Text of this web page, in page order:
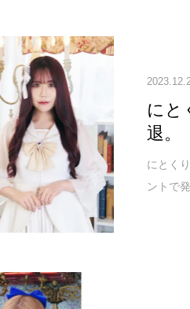
にと
退。
にとく
ントで